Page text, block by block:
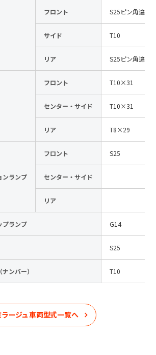
、ULR4B、SL035
フロント S25ピン角違い
サイド T10
リア S25ピン角違い
フロント T10×31
センター・サイド T10×31
リア T8×29
ンランプ
フロント S25
センター・サイド
リア
プランプ G14
S25
ンバー） T10
ラージュ車両型式一覧へ